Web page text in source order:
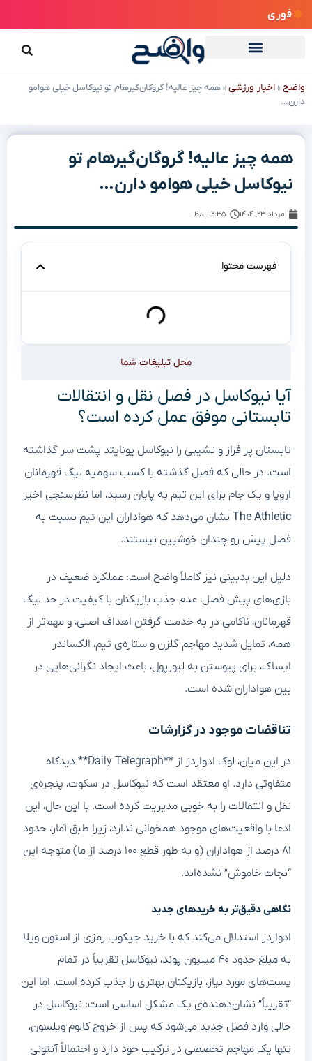
فوری
واضح »اخبار ورزشی »همه چیز عالیه! گروگان‌گیرهام تو نیوکاسل خیلی هوامو
دارن…
همه چیز عالیه! گروگان‌گیرهام تو
نیوکاسل خیلی هوامو دارن…
مرداد ۲۳, ۱۴۰۴ ۲:۳۵ ب٫ظ
فهرست محتوا
محل تبلیغات شما
آیا نیوکاسل در فصل نقل و انتقالات
تابستانی موفق عمل کرده است؟
تابستان پر فراز و نشیبی را نیوکاسل یونایتد پشت سر گذاشته
است. در حالی که فصل گذشته با کسب سهمیه لیگ قهرمانان
اروپا و یک جام برای این تیم به پایان رسید، اما نظرسنجی اخیر
The Athletic نشان می‌دهد که هواداران این تیم نسبت به
فصل پیش رو چندان خوشبین نیستند.
دلیل این بدبینی نیز کاملاً واضح است: عملکرد ضعیف در
بازی‌های پیش فصل، عدم جذب بازیکنان با کیفیت در حد لیگ
قهرمانان، ناکامی در به خدمت گرفتن اهداف اصلی، و مهم‌تر از
همه، تمایل شدید مهاجم گلزن و ستاره‌ی تیم، الکساندر
ایساک، برای پیوستن به لیورپول، باعث ایجاد نگرانی‌هایی در
بین هواداران شده است.
تناقضات موجود در گزارشات
در این میان، لوک ادواردز از **Daily Telegraph** دیدگاه
متفاوتی دارد. او معتقد است که نیوکاسل در سکوت، پنجره‌ی
نقل و انتقالات را به خوبی مدیریت کرده است. با این حال، این
ادعا با واقعیت‌های موجود همخوانی ندارد، زیرا طبق آمار، حدود
۸۱ درصد از هواداران (و به طور قطع ۱۰۰ درصد از ما) متوجه این
“نجات خاموش” نشده‌اند.
نگاهی دقیق‌تر به خریدهای جدید
ادواردز استدلال می‌کند که با خرید جیکوب رمزی از استون ویلا
به مبلغ حدود ۴۰ میلیون پوند، نیوکاسل تقریباً در تمام
پست‌های مورد نیاز، بازیکنان بهتری را جذب کرده است. اما این
“تقریباً” نشان‌دهنده‌ی یک مشکل اساسی است: نیوکاسل در
حالی وارد فصل جدید می‌شود که پس از خروج کالوم ویلسون،
تنها یک مهاجم تخصصی در ترکیب خود دارد و احتمالاً آنتونی